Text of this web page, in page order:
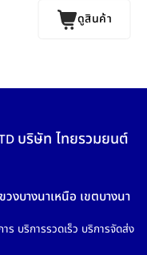
ดูสินค้า
บริษัท ไทยรวมยนต์
บางนาเหนือ เขตบางนา
ร บริการรวดเร็ว บริการจัดส่ง